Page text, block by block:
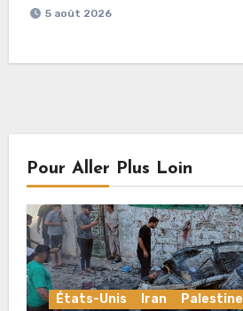
5 août 2026
Pour Aller Plus Loin
États-Unis Iran Palestine